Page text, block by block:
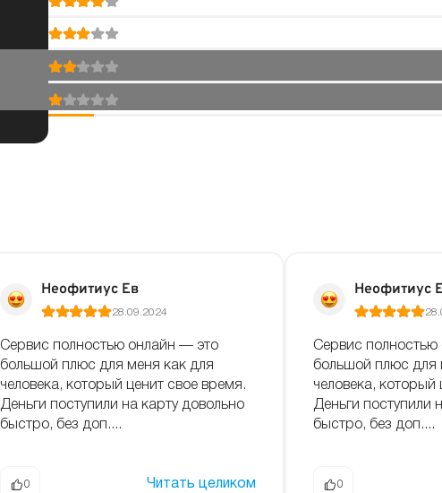
Неофитиус Ев
28.09.2024
Сервис полностью онлайн — это
большой плюс для меня как для
человека, который ценит свое время.
Деньги поступили на карту довольно
быстро, без доп....
0 Читать целиком
Неофитиус
Сервис
большой плюс для
человека, который
Деньги поступили
быстро, без доп....
0